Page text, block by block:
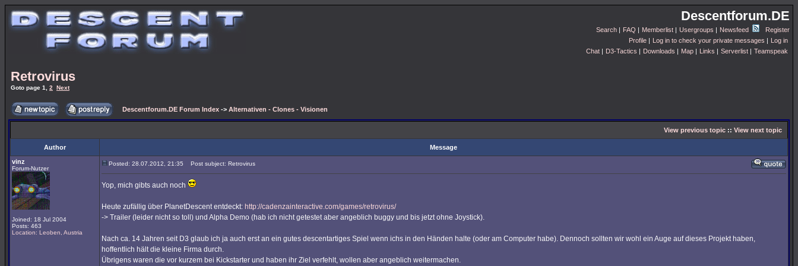
Descentforum.DE
Search | FAQ | Memberlist | Usergroups | Newsfeed
Register
Profile | Log in to check your private messages | Log in
Chat | D3-Tactics | Downloads | Map | Links | Serverlist | Teamspeak
Retrovirus
Goto page 1 2 Next
Descentforum.DE Forum Index -> Alternativen - Clones - Visionen
View previous topic :: View next topic
Author
Message
vinz
Forum-Nutzer
Joined: 18 Jul 2004
Posts: 463
Location: Leoben, Austria
Posted: 28.07.2012, 21:35 Post subject: Retrovirus
Yop, mich gibts auch noch
Heute zufällig über PlanetDescent entdeckt: http://cadenzainteractive.com/games/retrovirus/
-> Trailer (leider nicht so toll) und Alpha Demo (hab ich nicht getestet aber angeblich buggy und bis jetzt ohne Joystick).
Nach ca. 14 Jahren seit D3 glaub ich ja auch erst an ein gutes descentartiges Spiel wenn ichs in den Händen halte (oder am Computer habe). Dennoch sollten wir wohl ein Auge auf dieses Projekt haben,
hoffentlich hält die kleine Firma durch.
Übrigens waren die vor kurzem bei Kickstarter und haben ihr Ziel verfehlt, wollen aber angeblich weitermachen.